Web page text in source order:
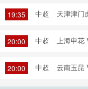
19:35 中超 天津津门
20:00 中超 上海申花
20:00 中超 云南玉昆